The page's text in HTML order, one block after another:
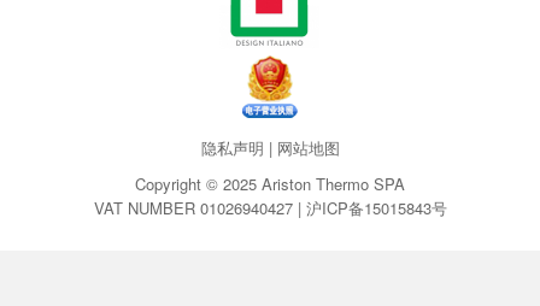
隐私声明 | 网站地图
Copyright © 2025 Ariston Thermo SPA
VAT NUMBER 01026940427 | 沪ICP备15015843号